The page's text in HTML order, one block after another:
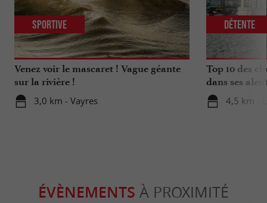
Venez voir le mascaret ! Vague géante
sur la rivière !
3,0 km - Vayres
Sportive
Top 10 des
dans ses
4,5 km -
Détente
ÉVÈNEMENTS À PROXIMITÉ